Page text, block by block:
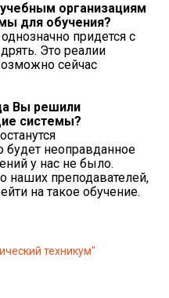
организациям
для обучения?
придется с
Это реалии
сейчас
Вы решили
системы?
будет неоправданное
у нас не было.
наших преподавателей,
на такое обучение.
техникум"